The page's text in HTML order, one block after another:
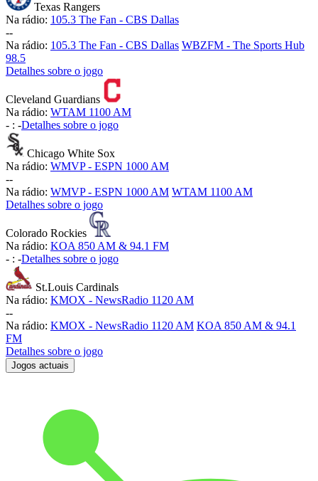
Texas Rangers
Na rádio: 105.3 The Fan - CBS Dallas
--
Na rádio: 105.3 The Fan - CBS Dallas WBZFM - The Sports Hub
98.5
Detalhes sobre o jogo
Cleveland Guardians
Na rádio: WTAM 1100 AM
- : -Detalhes sobre o jogo
Chicago White Sox
Na rádio: WMVP - ESPN 1000 AM
--
Na rádio: WMVP - ESPN 1000 AM WTAM 1100 AM
Detalhes sobre o jogo
Colorado Rockies
Na rádio: KOA 850 AM & 94.1 FM
- : -Detalhes sobre o jogo
St.Louis Cardinals
Na rádio: KMOX - NewsRadio 1120 AM
--
Na rádio: KMOX - NewsRadio 1120 AM KOA 850 AM & 94.1
FM
Detalhes sobre o jogo
Jogos actuais